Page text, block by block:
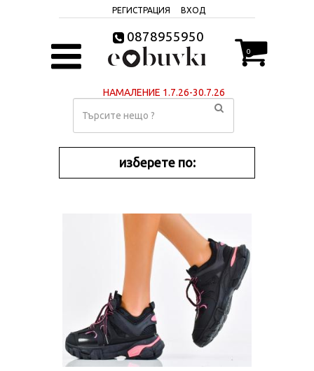
РЕГИСТРАЦИЯ ВХОД
0878955950
0
НАМАЛЕНИЕ 1.7.26-30.7.26
изберете по: